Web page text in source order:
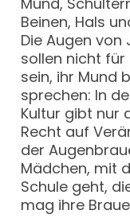
Beinen, Hals
Die Augen
sollen nicht
sein, ihr Mund
sprechen: In
Kultur gibt nur
Recht auf
der
Mädchen, mit
Schule geht,
mag ihre